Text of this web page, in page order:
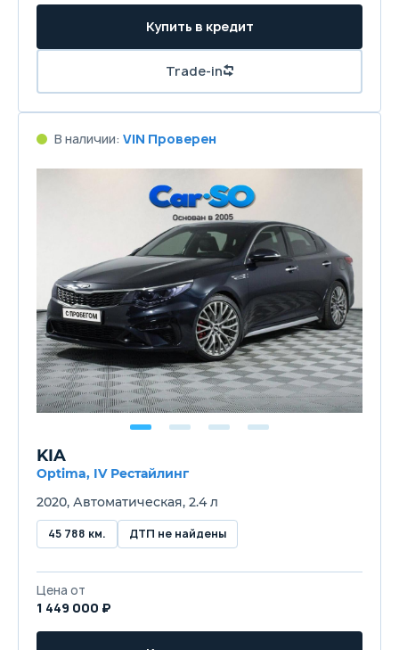
Купить в кредит
Trade-in
В наличии: VIN Проверен
KIA
Optima, IV Рестайлинг
2020, Автоматическая, 2.4 л
45 788 км. ДТП не найдены
Цена от
1 449 000 ₽